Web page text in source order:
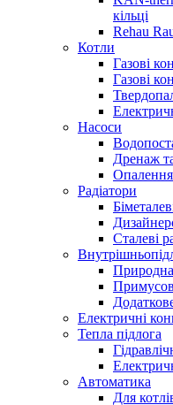
кільці
Rehau
Котли
Газові
Газові
Насоси
Дренаж
Опалення
Радіатори
Сталеві
Природна
Електричні
Тепла підлога
Автоматика
Для